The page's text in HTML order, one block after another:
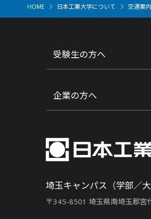
HOME 日本工業大学について 交通案内
受験生の方へ
企業の方へ
埼玉キャンパス（学部／大
〒345-8501 埼玉県南埼玉郡宮